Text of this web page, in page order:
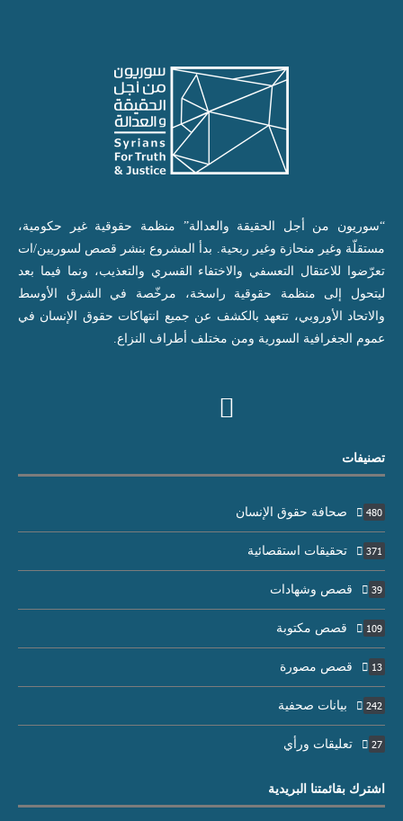
“سوريون من أجل الحقيقة والعدالة” منظمة حقوقية غير حكومية،
مستقلّة وغير منحازة وغير ربحية. بدأ المشروع بنشر قصص لسوريين/ات
تعرّضوا للاعتقال التعسفي والاختفاء القسري والتعذيب، ونما فيما بعد
ليتحول إلى منظمة حقوقية راسخة، مرخّصة في الشرق الأوسط
والاتحاد الأوروبي، تتعهد بالكشف عن جميع انتهاكات حقوق الإنسان في
عموم الجغرافية السورية ومن مختلف أطراف النزاع.
تصنيفات
صحافة حقوق الإنسان 480
تحقيقات استقصائية 371
قصص وشهادات 39
قصص مكتوبة 109
قصص مصورة 13
بيانات صحفية 242
تعليقات ورأي 27
اشترك بقائمتنا البريدية